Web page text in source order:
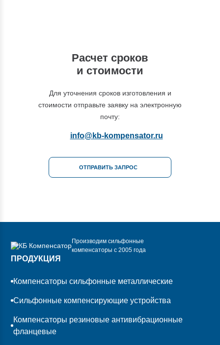
Расчет сроков
и стоимости
Для уточнения сроков изготовления и
стоимости отправьте заявку на электронную
почту:
info@kb-kompensator.ru
ОТПРАВИТЬ ЗАПРОС
Производим сильфонные
компенсаторы с 2005 года
ПРОДУКЦИЯ
Компенсаторы сильфонные металлические
Сильфонные компенсирующие устройства
Компенсаторы резиновые антивибрационные
фланцевые